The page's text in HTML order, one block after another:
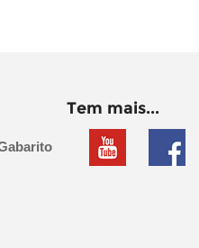
Tem mais...